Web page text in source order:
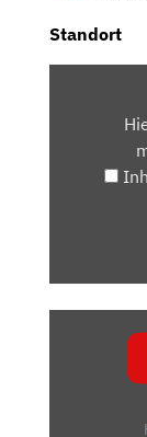
Standort